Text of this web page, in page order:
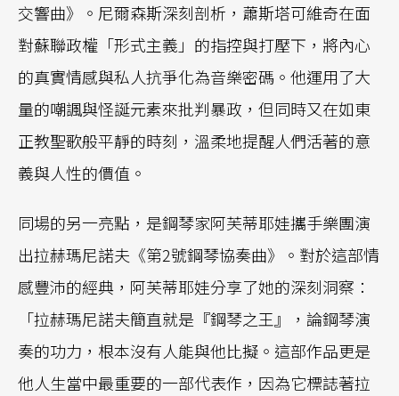
交響曲》。尼爾森斯深刻剖析，蕭斯塔可維奇在面
對蘇聯政權「形式主義」的指控與打壓下，將內心
的真實情感與私人抗爭化為音樂密碼。他運用了大
量的嘲諷與怪誕元素來批判暴政，但同時又在如東
正教聖歌般平靜的時刻，溫柔地提醒人們活著的意
義與人性的價值。
同場的另一亮點，是鋼琴家阿芙蒂耶娃攜手樂團演
出拉赫瑪尼諾夫《第2號鋼琴協奏曲》。對於這部情
感豐沛的經典，阿芙蒂耶娃分享了她的深刻洞察：
「拉赫瑪尼諾夫簡直就是『鋼琴之王』，論鋼琴演
奏的功力，根本沒有人能與他比擬。這部作品更是
他人生當中最重要的一部代表作，因為它標誌著拉